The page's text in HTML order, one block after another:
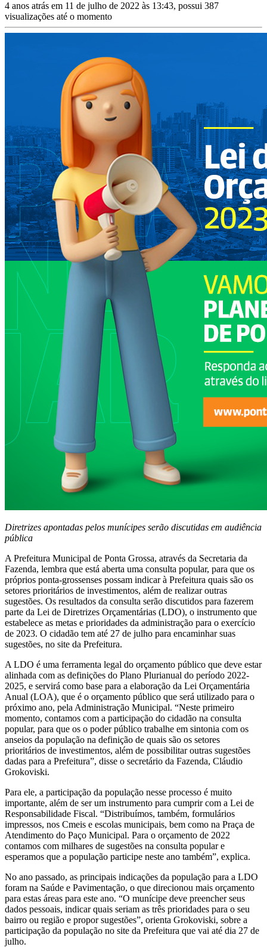
4 anos atrás em 11 de julho de 2022 às 13:43, possui 387
visualizações até o momento
Diretrizes apontadas pelos munícipes serão discutidas em audiência
pública
A Prefeitura Municipal de Ponta Grossa, através da Secretaria da
Fazenda, lembra que está aberta uma consulta popular, para que os
próprios ponta-grossenses possam indicar à Prefeitura quais são os
setores prioritários de investimentos, além de realizar outras
sugestões. Os resultados da consulta serão discutidos para fazerem
parte da Lei de Diretrizes Orçamentárias (LDO), o instrumento que
estabelece as metas e prioridades da administração para o exercício
de 2023. O cidadão tem até 27 de julho para encaminhar suas
sugestões, no site da Prefeitura.
A LDO é uma ferramenta legal do orçamento público que deve estar
alinhada com as definições do Plano Plurianual do período 2022-
2025, e servirá como base para a elaboração da Lei Orçamentária
Anual (LOA), que é o orçamento público que será utilizado para o
próximo ano, pela Administração Municipal. “Neste primeiro
momento, contamos com a participação do cidadão na consulta
popular, para que os o poder público trabalhe em sintonia com os
anseios da população na definição de quais são os setores
prioritários de investimentos, além de possibilitar outras sugestões
dadas para a Prefeitura”, disse o secretário da Fazenda, Cláudio
Grokoviski.
Para ele, a participação da população nesse processo é muito
importante, além de ser um instrumento para cumprir com a Lei de
Responsabilidade Fiscal. “Distribuímos, também, formulários
impressos, nos Cmeis e escolas municipais, bem como na Praça de
Atendimento do Paço Municipal. Para o orçamento de 2022
contamos com milhares de sugestões na consulta popular e
esperamos que a população participe neste ano também”, explica.
No ano passado, as principais indicações da população para a LDO
foram na Saúde e Pavimentação, o que direcionou mais orçamento
para estas áreas para este ano. “O munícipe deve preencher seus
dados pessoais, indicar quais seriam as três prioridades para o seu
bairro ou região e propor sugestões”, orienta Grokoviski, sobre a
participação da população no site da Prefeitura que vai até dia 27 de
julho.